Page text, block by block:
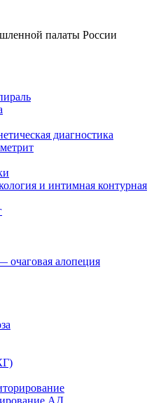
палаты России
диагностика
и интимная контурная
очаговая алопеция
АД